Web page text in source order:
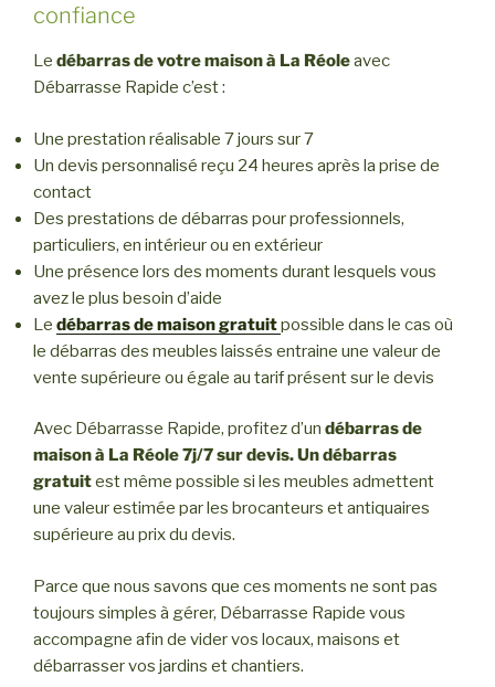
confiance
Le débarras de votre maison à La Réoleavec
Débarrasse Rapide c’est :
Une prestation réalisable 7 jours sur 7
Un devis personnalisé reçu 24 heures après la prise de
contact
Des prestations de débarras pour professionnels,
particuliers, en intérieur ou en extérieur
Une présence lors des moments durant lesquels vous
avez le plus besoin d’aide
Le débarras de maison gratuitpossible dans le cas où
le débarras des meubles laissés entraine une valeur de
vente supérieure ou égale au tarif présent sur le devis
Avec Débarrasse Rapide, profitez d’un débarras de
maison à La Réole7j/7 sur devis. Un débarras
gratuitest même possible si les meubles admettent
une valeur estimée par les brocanteurs et antiquaires
supérieure au prix du devis.
Parce que nous savons que ces moments ne sont pas
toujours simples à gérer, Débarrasse Rapide vous
accompagne afin de vider vos locaux, maisons et
débarrasser vos jardins et chantiers.